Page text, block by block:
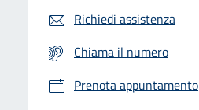
Richiedi assistenza
Chiama il numero
Prenota appuntamento